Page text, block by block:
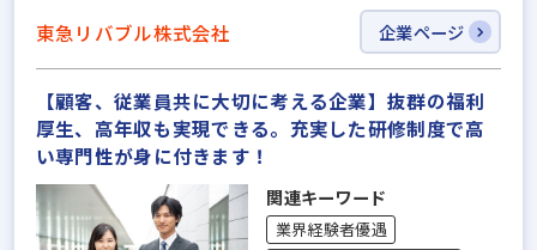
東急リバブル株式会社 企業ページ
【顧客、従業員共に大切に考える企業】抜群の福利
厚生、高年収も実現できる。充実した研修制度で高
い専門性が身に付きます！
関連キーワード
業界経験者優遇